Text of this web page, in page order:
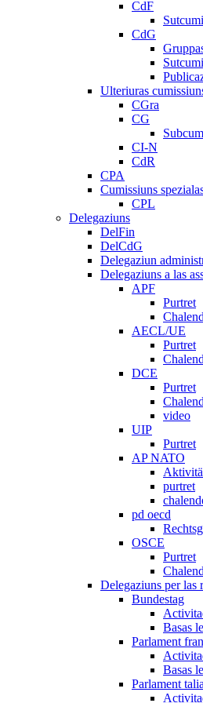
CdF
CdG
Ulteriuras
CGra
CG
CI-N
CdR
CPA
Cumissiuns
CPL
Delegaziuns
DelFin
DelCdG
Delegaziun
Delegaziuns a las
APF
Purtret
AECL/UE
Purtret
DCE
Purtret
video
UIP
Purtret
AP NATO
purtret
pd oecd
OSCE
Purtret
Delegaziuns per las
Bundestag
Basas
Parlament
Basas
Parlament